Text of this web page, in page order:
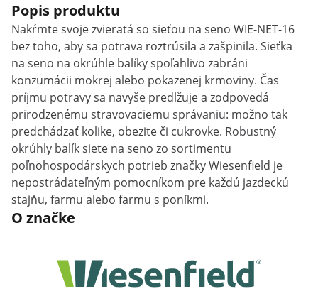
Popis produktu
Nakŕmte svoje zvieratá so sieťou na seno WIE-NET-16
bez toho, aby sa potrava roztrúsila a zašpinila. Sieťka
na seno na okrúhle balíky spoľahlivo zabráni
konzumácii mokrej alebo pokazenej krmoviny. Čas
príjmu potravy sa navyše predlžuje a zodpovedá
prirodzenému stravovaciemu správaniu: možno tak
predchádzať kolike, obezite či cukrovke. Robustný
okrúhly balík siete na seno zo sortimentu
poľnohospodárskych potrieb značky Wiesenfield je
nepostrádateľným pomocníkom pre každú jazdeckú
stajňu, farmu alebo farmu s poníkmi.
O značke